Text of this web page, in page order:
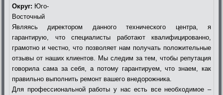
Округ: Юго-
Восточный
Являясь директором данного технического центра, я
гарантирую, что специалисты работают квалифицированно,
грамотно и честно, что позволяет нам получать положительные
отзывы от наших клиентов. Мы следим за тем, чтобы репутация
говорила сама за себя, а потому гарантируем, что знаем, как
правильно выполнить ремонт вашего внедорожника.
Для профессиональной работы у нас есть все необходимое –